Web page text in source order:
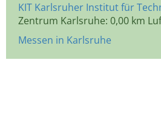
KIT Karlsruher Institut für
Zentrum Karlsruhe: 0,00 km
Messen in Karlsruhe